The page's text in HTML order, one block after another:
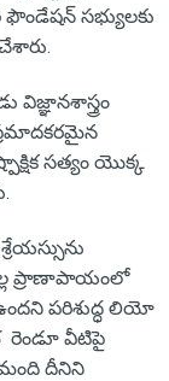
సభ్యులకు
సత్యం యొక్క
ప్రాణాపాయంలో
పరిశుద్ధ లియో
రెండూ వీటిపై
దీనిని